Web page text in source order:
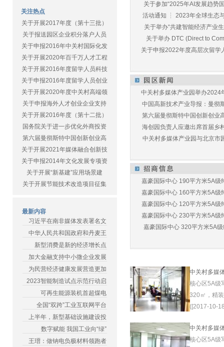
关注热点
关于开展2017年度（第十三批）
关于报送园区企业积分落户人员
关于申报2016年中关村国际化发
关于开展2020年百千万人才工程
关于开展2016年度留学人员科技
关于申报2016年度留学人员创业
关于开展2020年度中关村高端领
关于申报海外人才创业企业支持
关于开展2016年度（第十二批）
国务院关于进一步优化外商投资
第六届曼彻斯特中国创新创业高
关于开展2021年媒体融合创新技
关于申报2014年文化发展专项资
关于开展“新基建”应用场景建
关于开展节能技术改造项目征集
最新内容
习近平在南非媒体发表署名文
中华人民共和国政府和丹麦王
新型消费是新的经济增长点
加大金融支持中小微企业发展
为民营经济健康发展营造更加
2023智能制造试点示范行动启
可再生能源装机首超煤电
全国“双跨”工业互联网平台
上半年，新型基础设施建设投
数字赋能 我国工业向“绿”
王瑨：做钠电负极材料领跑者
关于参加“2025年AI发展趋势
活动通知 ┆ 2023年全球生态
关于举办“共建智能经济产业
关于举办 DTC (Direct to
关于申报2022年度高层次留学
中关村多媒体产业园举办2024
中国高新技术产业导报：曼彻
第六届曼彻斯特中国创新创业
海创园负责人应邀出席首届乡
中关村多媒体产业园与北京市
嘉豪国际中心 190平方米5A级
嘉豪国际中心 160平方米5A级
嘉豪国际中心 120平方米5A级
嘉豪国际中心 230平方米5A级
嘉豪国际中心 320平方米5A
中关村多媒
核心区5A级
320㎡，精
([2017-10-
中关村多媒
核心区5A级